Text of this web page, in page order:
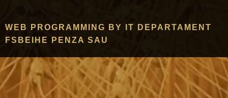
WEB PROGRAMMING BY IT DEPARTAMENT
FSBEIHE PENZA SAU